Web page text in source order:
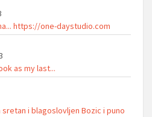
https://one-daystudio.com
as my last...
i blagoslovljen Bozic i puno